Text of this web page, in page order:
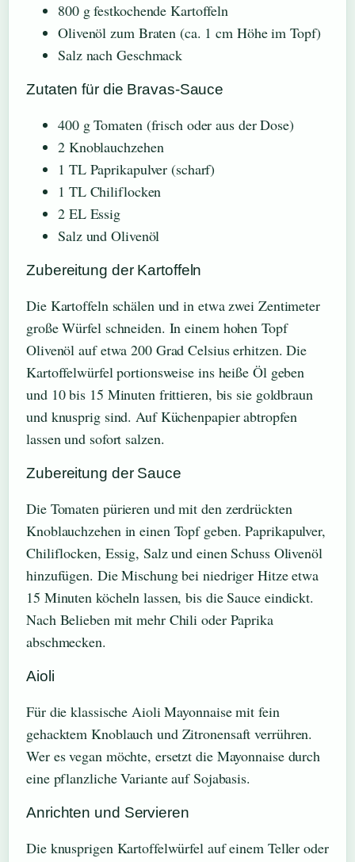
800 g festkochende Kartoffeln
Olivenöl zum Braten (ca. 1 cm Höhe im Topf)
Salz nach Geschmack
Zutaten für die Bravas-Sauce
400 g Tomaten (frisch oder aus der Dose)
2 Knoblauchzehen
1 TL Paprikapulver (scharf)
1 TL Chiliflocken
2 EL Essig
Salz und Olivenöl
Zubereitung der Kartoffeln
Die Kartoffeln schälen und in etwa zwei Zentimeter
große Würfel schneiden. In einem hohen Topf
Olivenöl auf etwa 200 Grad Celsius erhitzen. Die
Kartoffelwürfel portionsweise ins heiße Öl geben
und 10 bis 15 Minuten frittieren, bis sie goldbraun
und knusprig sind. Auf Küchenpapier abtropfen
lassen und sofort salzen.
Zubereitung der Sauce
Die Tomaten pürieren und mit den zerdrückten
Knoblauchzehen in einen Topf geben. Paprikapulver,
Chiliflocken, Essig, Salz und einen Schuss Olivenöl
hinzufügen. Die Mischung bei niedriger Hitze etwa
15 Minuten köcheln lassen, bis die Sauce eindickt.
Nach Belieben mit mehr Chili oder Paprika
abschmecken.
Aioli
Für die klassische Aioli Mayonnaise mit fein
gehacktem Knoblauch und Zitronensaft verrühren.
Wer es vegan möchte, ersetzt die Mayonnaise durch
eine pflanzliche Variante auf Sojabasis.
Anrichten und Servieren
Die knusprigen Kartoffelwürfel auf einem Teller oder